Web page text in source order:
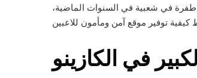
طفرة في شعبية في السنوات الماضية،
في الكازينو